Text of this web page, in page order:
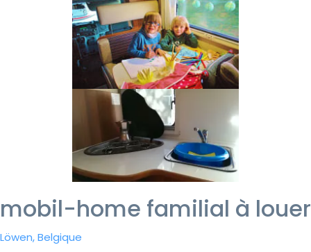
mobil-home familial à louer
Löwen, Belgique